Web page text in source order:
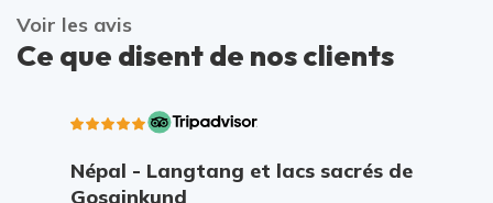
Voir les avis
Ce que disent de nos clients
Népal - Langtang et lacs sacrés de
Gosainkund